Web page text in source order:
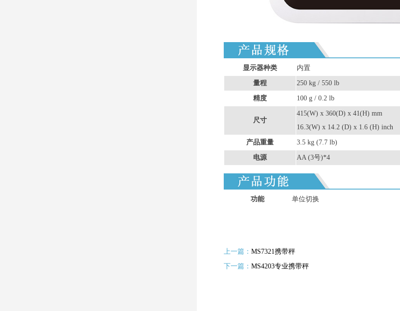
显示器种类 内置
量程 250 kg / 550 lb
精度 100 g / 0.2 lb
尺寸
415(W) x 360(D) x 41(H) mm
16.3(W) x 14.2 (D) x 1.6 (H) inch
产品重量 3.5 kg (7.7 lb)
电源 AA (3号)*4
功能 单位切换
上一篇： MS7321携带秤
下一篇： MS4203专业携带秤